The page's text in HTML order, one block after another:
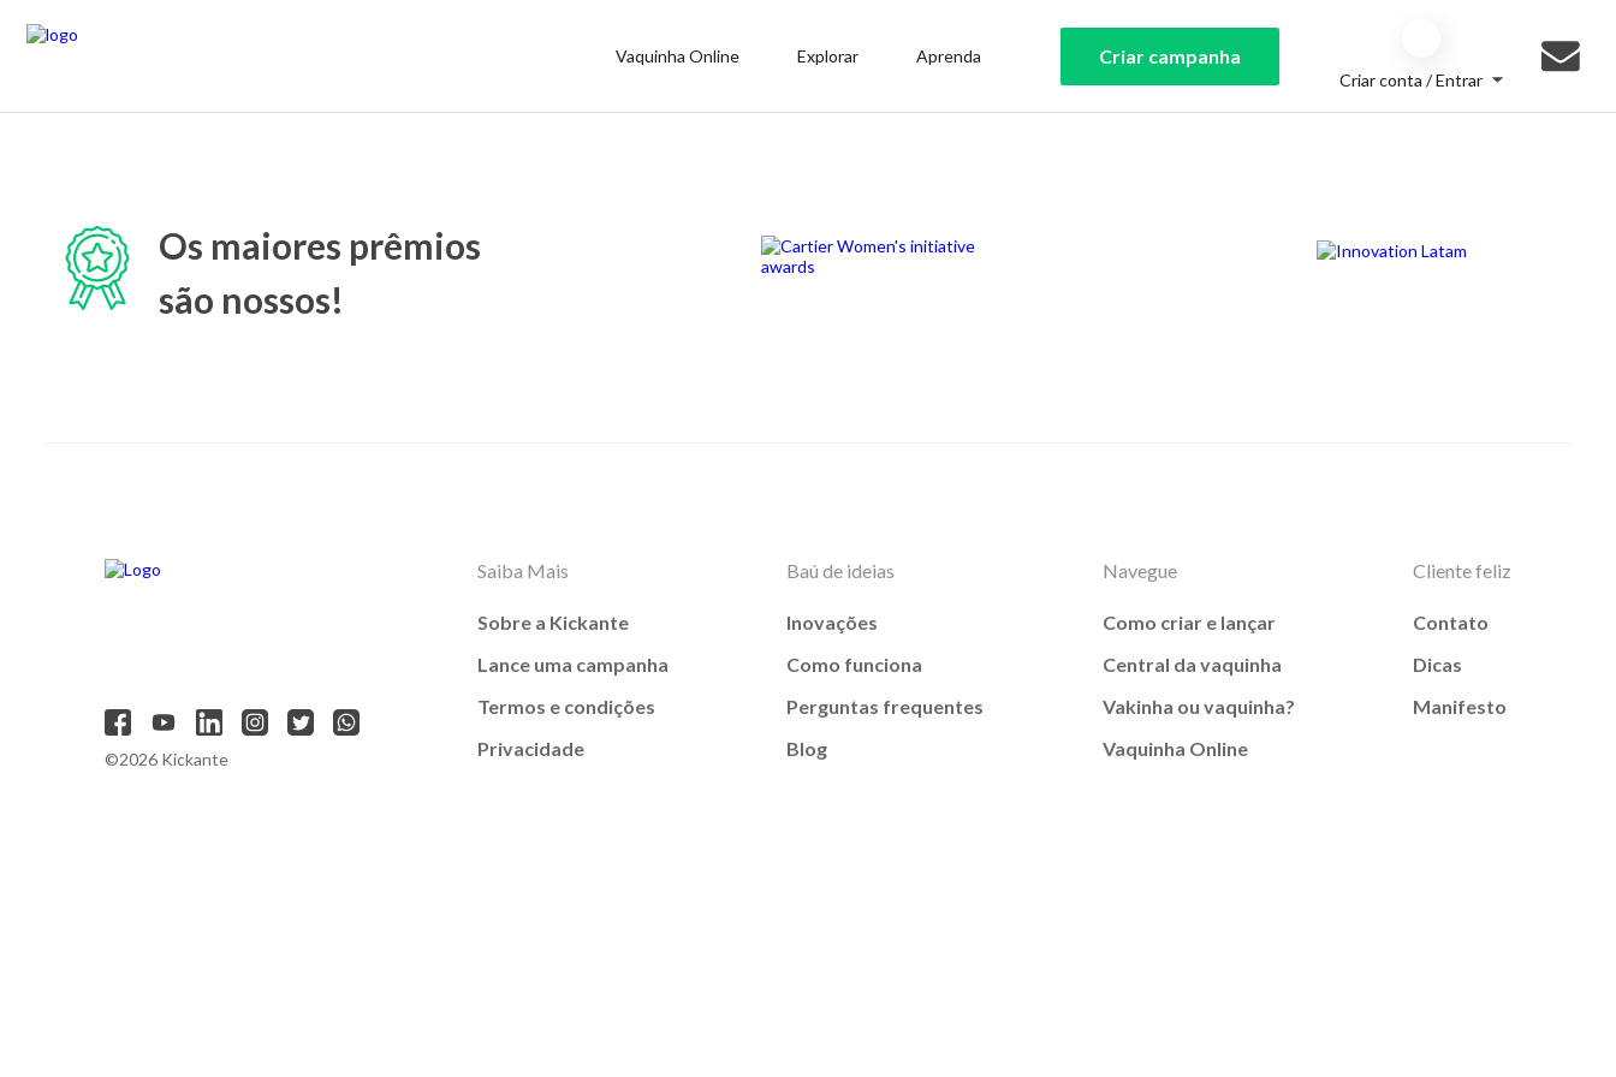
Vaquinha Online Explorar Aprenda Criar campanha
Criar conta / Entrar
Os maiores prêmios
são nossos!
©2026 Kickante
Saiba Mais
Sobre a Kickante
Lance uma campanha
Termos e condições
Privacidade
Baú de ideias
Inovações
Como funciona
Perguntas frequentes
Blog
Navegue
Como criar e lançar
Central da vaquinha
Vakinha ou vaquinha?
Vaquinha Online
Cliente feliz
Contato
Dicas
Manifesto